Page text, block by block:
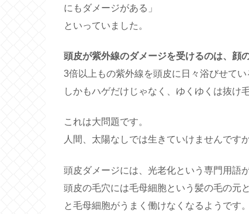
にもダメージがある」
といっていました。
頭皮が紫外線のダメージを受けるのは、顔
3倍以上もの紫外線を頭皮に日々浴びせてい
しかもハゲだけじゃなく、ゆくゆくは抜け
これは大問題です。
人間、太陽なしでは生きていけませんですか
頭皮ダメージには、光老化という専門用語
頭皮の毛穴には毛母細胞という髪の毛の元
と毛母細胞がうまく働けなくなるようです。